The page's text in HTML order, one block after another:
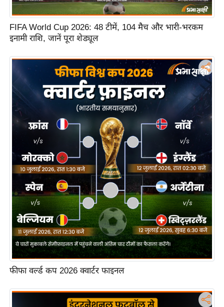
n
d
o
i
d
A
p
p
FIFA World Cup 2026: 48 टीमें, 104 मैच और भारी-भरकम
इनामी राशि, जानें पूरा शेड्यूल
फीफा वर्ल्ड कप 2026 क्वार्टर फाइनल